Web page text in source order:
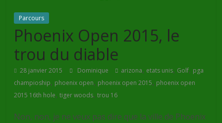
Parcours
Phoenix Open 2015, le
trou du diable
28 janvier 2015 Dominique arizona, etats unis, Golf, pga
champioship, phoenix open, phoenix open 2015, phoenix open
2015 16th hole,tiger woods,trou 16
Non, non, je ne veux pas dire que la ville de Phoenix